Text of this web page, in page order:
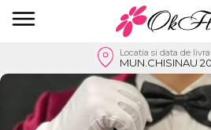
Locatia si data de
MUN.CHISINAU